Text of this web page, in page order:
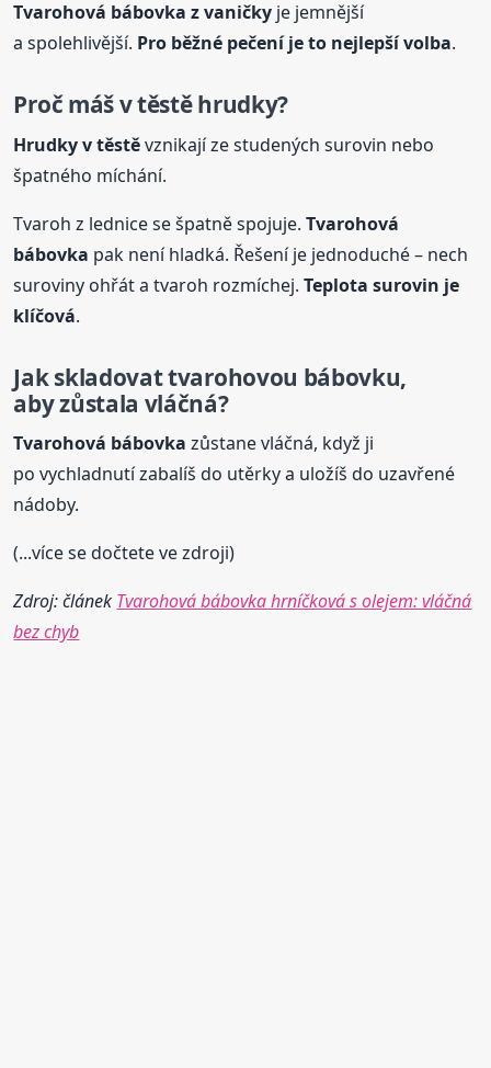
Tvarohová bábovka z vaničky je jemnější
a spolehlivější. Pro běžné pečení je to nejlepší volba.
Proč máš v těstě hrudky?
Hrudky v těstěvznikají ze studených surovin nebo
špatného míchání.
Tvaroh z lednice se špatně spojuje.Tvarohová
bábovka pak není hladká. Řešení je jednoduché – nech
suroviny ohřát a tvaroh rozmíchej.Teplota surovin je
klíčová.
Jak skladovat tvarohovou bábovku,
aby zůstala vláčná?
Tvarohová bábovka zůstane vláčná, když ji
po vychladnutí zabalíš do utěrky a uložíš do uzavřené
nádoby.
(...více se dočtete ve zdroji)
Zdroj: článek Tvarohová bábovka hrníčková s olejem: vláčná
bez chyb